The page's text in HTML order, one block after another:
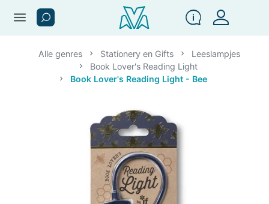
menu
Alle genres Stationery en Gifts
Leeslampjes
Book Lover's Reading Light
Book Lover's Reading Light - Bee